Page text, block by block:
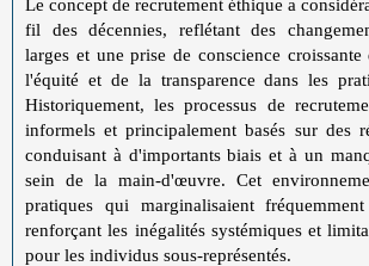
Le concept de recrutement éthique a
fil des décennies, reflétant des
larges et une prise de conscience
l'équité et de la transparence dans les
Historiquement, les processus de
informels et principalement basés sur des
conduisant à d'importants biais et à un
sein de la main-d'œuvre. Cet
pratiques qui marginalisaient
renforçant les inégalités systémiques et
pour les individus sous-représentés.